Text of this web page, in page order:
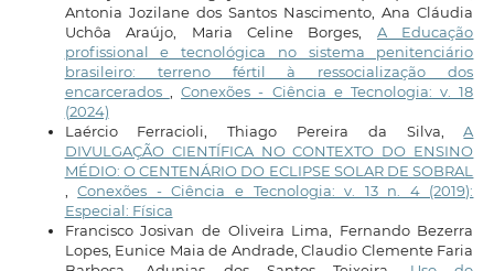
Antonia Jozilane dos Santos Nascimento, Ana Cláudia
Uchôa Araújo, Maria Celine Borges, A Educação
profissional e tecnológica no sistema penitenciário
brasileiro: terreno fértil à ressocialização dos
encarcerados ,Conexões - Ciência e Tecnologia: v. 18
(2024)
Laércio Ferracioli, Thiago Pereira da Silva,A
DIVULGAÇÃO CIENTÍFICA NO CONTEXTO DO ENSINO
MÉDIO: O CENTENÁRIO DO ECLIPSE SOLAR DE SOBRAL
,Conexões - Ciência e Tecnologia: v. 13 n. 4 (2019):
Especial: Física
Francisco Josivan de Oliveira Lima, Fernando Bezerra
Lopes, Eunice Maia de Andrade, Claudio Clemente Faria